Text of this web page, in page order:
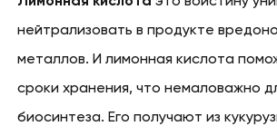
нейтрализовать в продукте
металлов. И лимонная кислота
сроки хранения, что немаловажно
биосинтеза. Его получают из